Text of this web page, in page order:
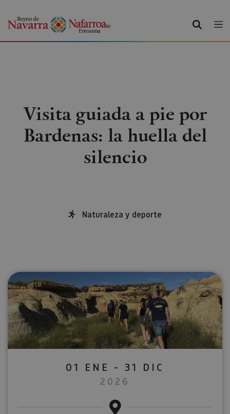
BUSCAR
Visita guiada a pie por
Bardenas: la huella del
silencio
Naturaleza y deporte
01 ENE - 31 DIC
2026